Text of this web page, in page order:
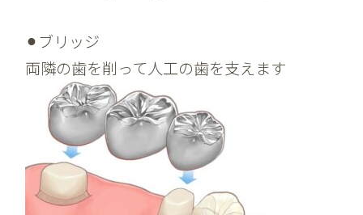
⚫︎ブリッジ
両隣の歯を削って人工の歯を支えます